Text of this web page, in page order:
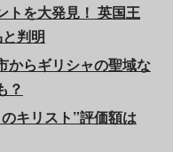
トを大発見！ 英国王
判明
からギリシャの聖域な
？
キリスト”評価額は